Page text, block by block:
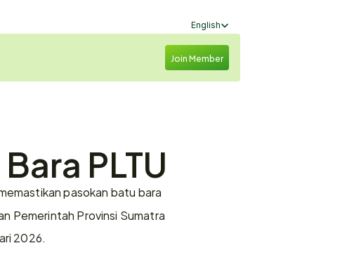
Select Language
English
Join Member
PLTU
pasokan batu bara
Pemerintah Provinsi Sumatra
2026.